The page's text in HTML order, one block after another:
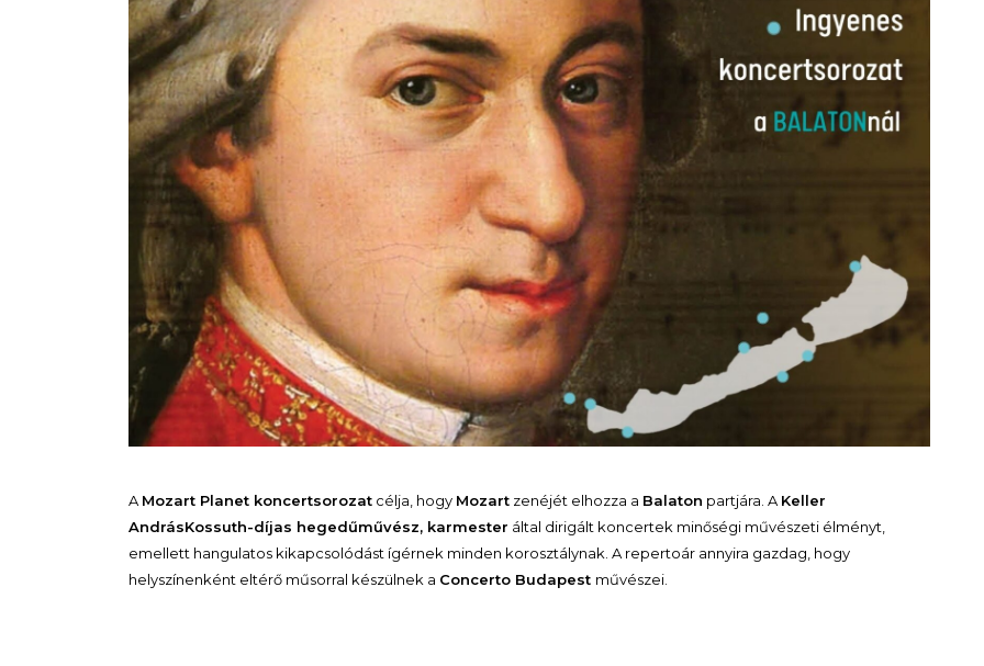
A Mozart Planet koncertsorozat célja, hogy Mozart zenéjét elhozza a Balaton partjára. A Keller
AndrásKossuth-díjas hegedűművész, karmester által dirigált koncertek minőségi művészeti élményt,
emellett hangulatos kikapcsolódást ígérnek minden korosztálynak. A repertoár annyira gazdag, hogy
helyszínenként eltérő műsorral készülnek a Concerto Budapest művészei.